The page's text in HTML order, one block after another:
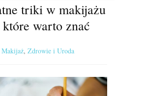
triki w makijażu
warto znać
Makijaż, Zdrowie i Uroda